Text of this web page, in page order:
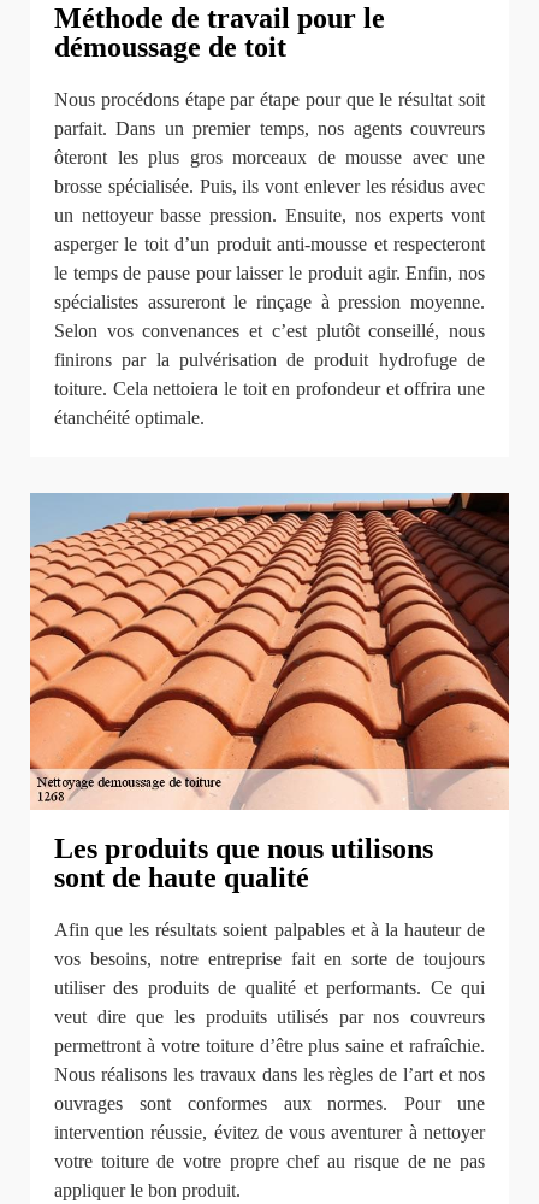
Méthode de travail pour le
démoussage de toit
Nous procédons étape par étape pour que le résultat soit
parfait. Dans un premier temps, nos agents couvreurs
ôteront les plus gros morceaux de mousse avec une
brosse spécialisée. Puis, ils vont enlever les résidus avec
un nettoyeur basse pression. Ensuite, nos experts vont
asperger le toit d’un produit anti-mousse et respecteront
le temps de pause pour laisser le produit agir. Enfin, nos
spécialistes assureront le rinçage à pression moyenne.
Selon vos convenances et c’est plutôt conseillé, nous
finirons par la pulvérisation de produit hydrofuge de
toiture. Cela nettoiera le toit en profondeur et offrira une
étanchéité optimale.
Les produits que nous utilisons
sont de haute qualité
Afin que les résultats soient palpables et à la hauteur de
vos besoins, notre entreprise fait en sorte de toujours
utiliser des produits de qualité et performants. Ce qui
veut dire que les produits utilisés par nos couvreurs
permettront à votre toiture d’être plus saine et rafraîchie.
Nous réalisons les travaux dans les règles de l’art et nos
ouvrages sont conformes aux normes. Pour une
intervention réussie, évitez de vous aventurer à nettoyer
votre toiture de votre propre chef au risque de ne pas
appliquer le bon produit.